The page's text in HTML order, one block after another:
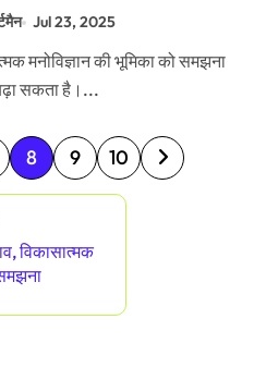
Jul 23, 2025
सकता है।...
8 9 10
विकासात्मक